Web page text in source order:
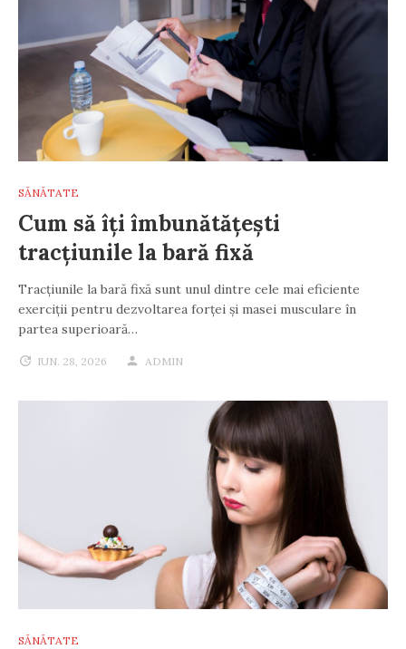
SĂNĂTATE
Cum să îți îmbunătățești
tracțiunile la bară fixă
Tracțiunile la bară fixă sunt unul dintre cele mai eficiente
exerciții pentru dezvoltarea forței și masei musculare în
partea superioară…
IUN. 28, 2026 ADMIN
SĂNĂTATE